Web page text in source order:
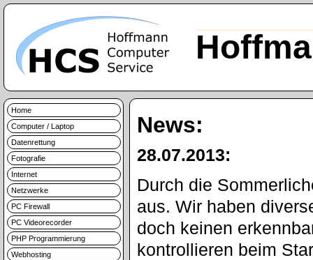
Home
Computer / Laptop
Datenrettung
Fotografie
Internet
Netzwerke
PC Firewall
PC Videorecorder
PHP Programmierung
Webhosting
News:
28.07.2013:
Durch die
aus. Wir haben
doch keinen
kontrollieren beim